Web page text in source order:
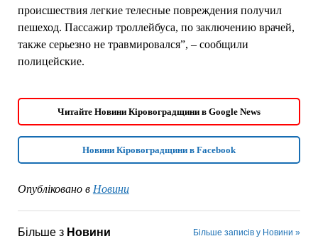
происшествия легкие телесные повреждения получил
пешеход. Пассажир троллейбуса, по заключению врачей,
также серьезно не травмировался”, – сообщили
полицейские.
Читайте Новини Кіровоградщини в Google News
Новини Кіровоградщини в Facebook
Опубліковано в Новини
Більше з Новини Більше записів у Новини »